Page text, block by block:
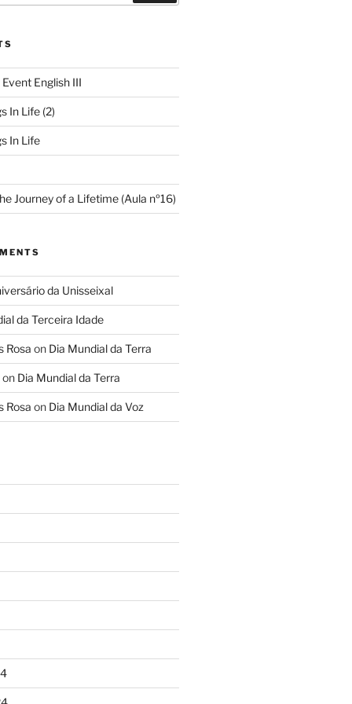
English III
In Life (2)
In Life
Journey of a Lifetime (Aula nº16)
da Unisseixal
da Terceira Idade
Rosa on Dia Mundial da Terra
on Dia Mundial da Terra
Rosa on Dia Mundial da Voz